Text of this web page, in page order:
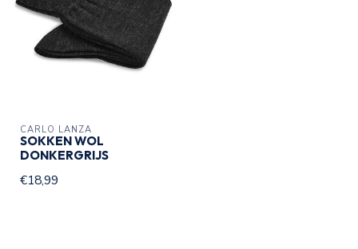
CARLO LANZA
SOKKEN WOL
DONKERGRIJS
€18,99